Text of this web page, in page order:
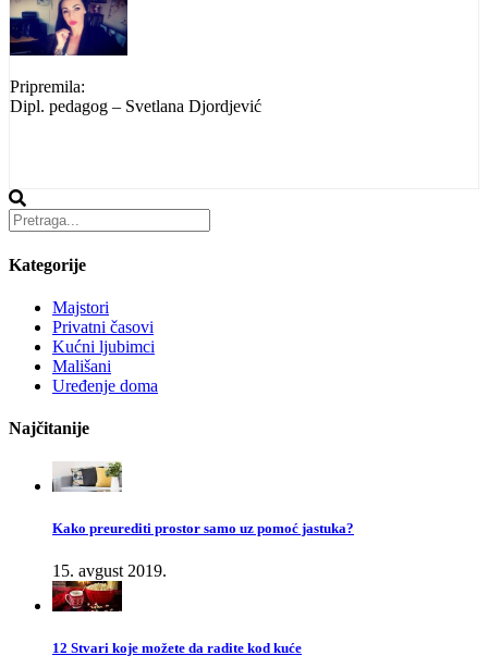
Pripremila:
Dipl. pedagog – Svetlana Djordjević
Kategorije
Majstori
Privatni časovi
Kućni ljubimci
Mališani
Uređenje doma
Najčitanije
Kako preurediti prostor samo uz pomoć jastuka?
15. avgust 2019.
12 Stvari koje možete da radite kod kuće